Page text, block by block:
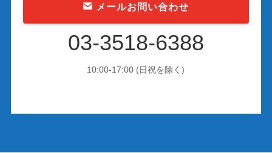
メールお問い合わせ
03-3518-6388
10:00-17:00 (日祝を除く)